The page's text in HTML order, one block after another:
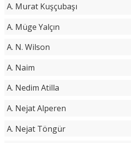
A. Murat Kuşçubaşı
A. Müge Yalçın
A. N. Wilson
A. Naim
A. Nedim Atilla
A. Nejat Alperen
A. Nejat Töngür